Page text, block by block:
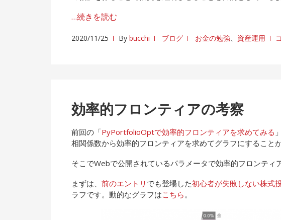
…続きを読む
2020/11/25 By bucchi ブログ お金の勉強、 資産運用
効率的フロンティアの考察
前回の「PyPortfolioOptで効率的フロンティアを求めてみる
相関係数から効率的フロンティアを求めてグラフにすることが
そこでWebで公開されているパラメータで効率的フロンティ
まずは、 前のエントリ でも登場した初心者が失敗しない株式
ラフです。動的なグラフはこちら。